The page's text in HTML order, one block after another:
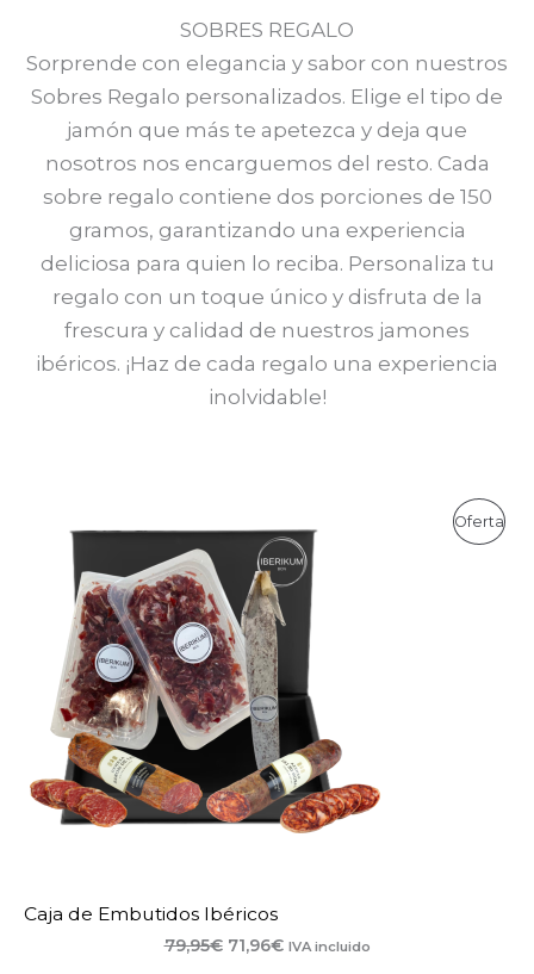
SOBRES REGALO
Sorprende con elegancia y sabor con nuestros
Sobres Regalo personalizados. Elige el tipo de
jamón que más te apetezca y deja que
nosotros nos encarguemos del resto. Cada
sobre regalo contiene dos porciones de 150
gramos, garantizando una experiencia
deliciosa para quien lo reciba. Personaliza tu
regalo con un toque único y disfruta de la
frescura y calidad de nuestros jamones
ibéricos. ¡Haz de cada regalo una experiencia
inolvidable!
Oferta
Caja de Embutidos Ibéricos
79,95€ El
71,96€ElIVA incluido